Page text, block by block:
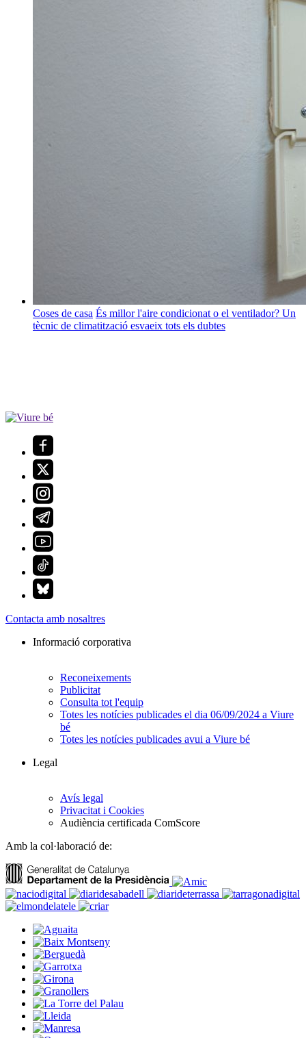
Coses de casa És millor l'aire condicionat o el ventilador? Un
tècnic de climatització esvaeix tots els dubtes
Contacta amb nosaltres
Informació corporativa
Reconeixements
Publicitat
Consulta tot l'equip
Totes les notícies publicades el dia 06/09/2024 a Viure
bé
Totes les notícies publicades avui a Viure bé
Legal
Avís legal
Privacitat i Cookies
Audiència certificada ComScore
Amb la col·laboració de: